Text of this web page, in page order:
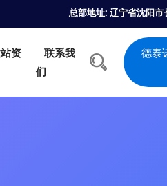
总部地址: 辽宁省沈阳市
资
联系我
们
德泰